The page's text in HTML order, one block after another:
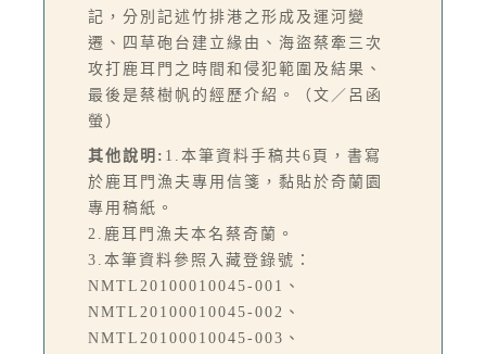
記，分別記述竹排港之形成及運河變
遷、四草砲台建立緣由、海盜蔡牽三次
攻打鹿耳門之時間和侵犯範圍及結果、
最後是蔡樹帆的經歷介紹。（文／呂函
螢）
其他說明: 1.本筆資料手稿共6頁，書寫
於鹿耳門漁夫專用信箋，黏貼於奇蘭園
專用稿紙。
2.鹿耳門漁夫本名蔡奇蘭。
3.本筆資料參照入藏登錄號：
NMTL20100010045-001、
NMTL20100010045-002、
NMTL20100010045-003、